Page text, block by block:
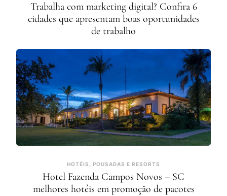
Trabalha com marketing digital? Confira 6
cidades que apresentam boas oportunidades
de trabalho
HOTÉIS, POUSADAS E RESORTS
Hotel Fazenda Campos Novos – SC
melhores hotéis em promoção de pacotes